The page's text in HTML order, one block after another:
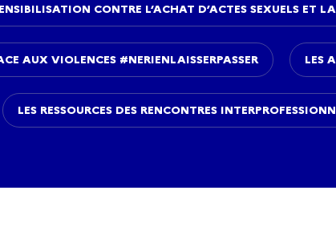
CONTRE L‘ACHAT D’ACTES SEXUELS ET
AUX VIOLENCES #NERIENLAISSERPASSER LES
LES RESSOURCES DES RENCONTRES